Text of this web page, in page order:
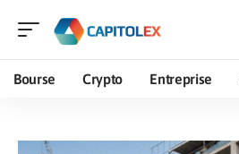
Bourse Crypto Entreprise